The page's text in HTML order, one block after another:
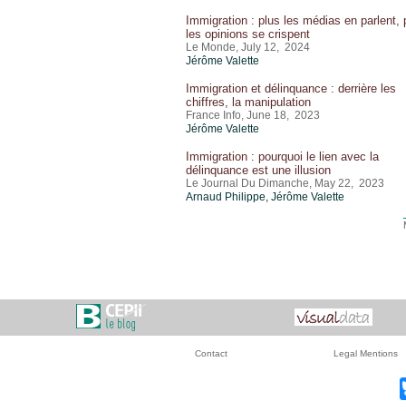
Immigration : plus les médias en parlent,
les opinions se crispent
Le Monde, July 12, 2024
Jérôme Valette
Immigration et délinquance : derrière les
chiffres, la manipulation
France Info, June 18, 2023
Jérôme Valette
Immigration : pourquoi le lien avec la
délinquance est une illusion
Le Journal Du Dimanche, May 22, 2023
Arnaud Philippe, Jérôme Valette
Contact Legal Mentions